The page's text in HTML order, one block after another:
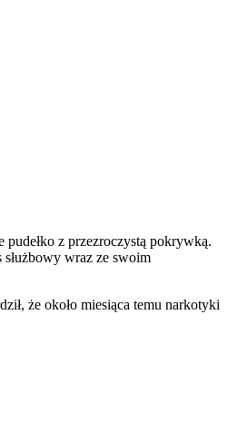
z przezroczystą pokrywką.
służbowy wraz ze swoim
że około miesiąca temu narkotyki